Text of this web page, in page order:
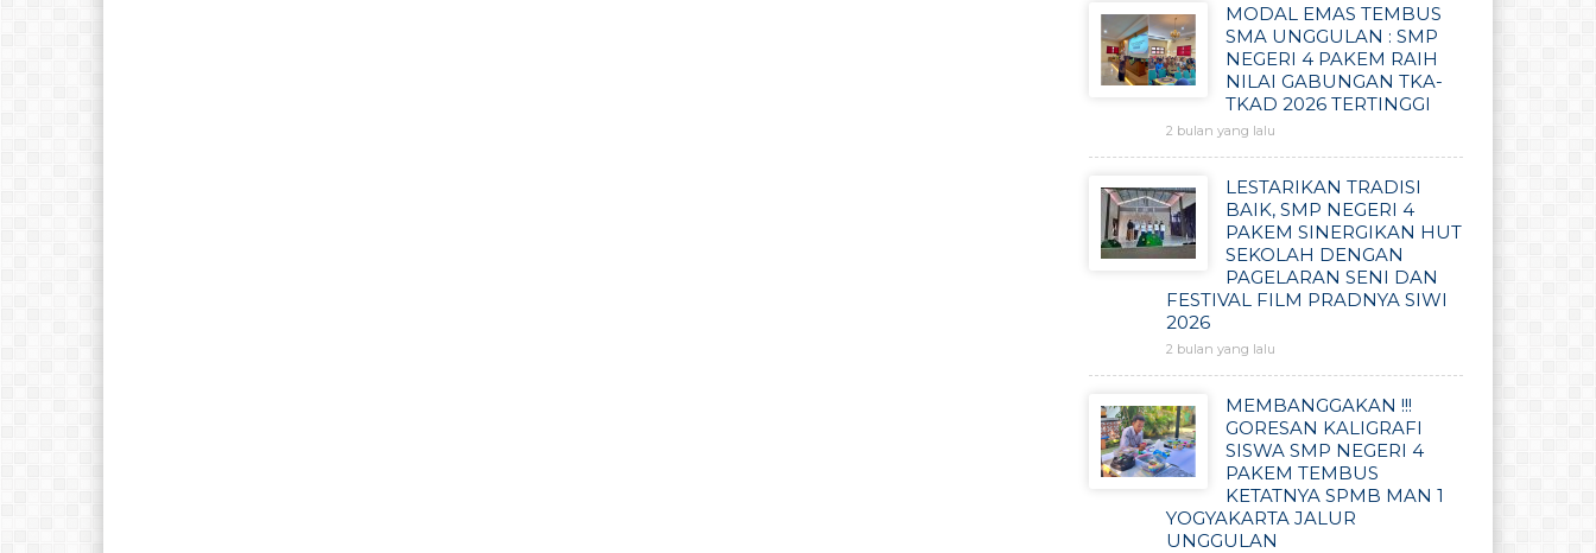
MODAL EMAS TEMBUS
SMA UNGGULAN : SMP
NEGERI 4 PAKEM RAIH
NILAI GABUNGAN TKA-
TKAD 2026 TERTINGGI
2 bulan yang lalu
LESTARIKAN TRADISI
BAIK, SMP NEGERI 4
PAKEM SINERGIKAN HUT
SEKOLAH DENGAN
PAGELARAN SENI DAN
FESTIVAL FILM PRADNYA SIWI
2026
2 bulan yang lalu
MEMBANGGAKAN !!!
GORESAN KALIGRAFI
SISWA SMP NEGERI 4
PAKEM TEMBUS
KETATNYA SPMB MAN 1
YOGYAKARTA JALUR
UNGGULAN